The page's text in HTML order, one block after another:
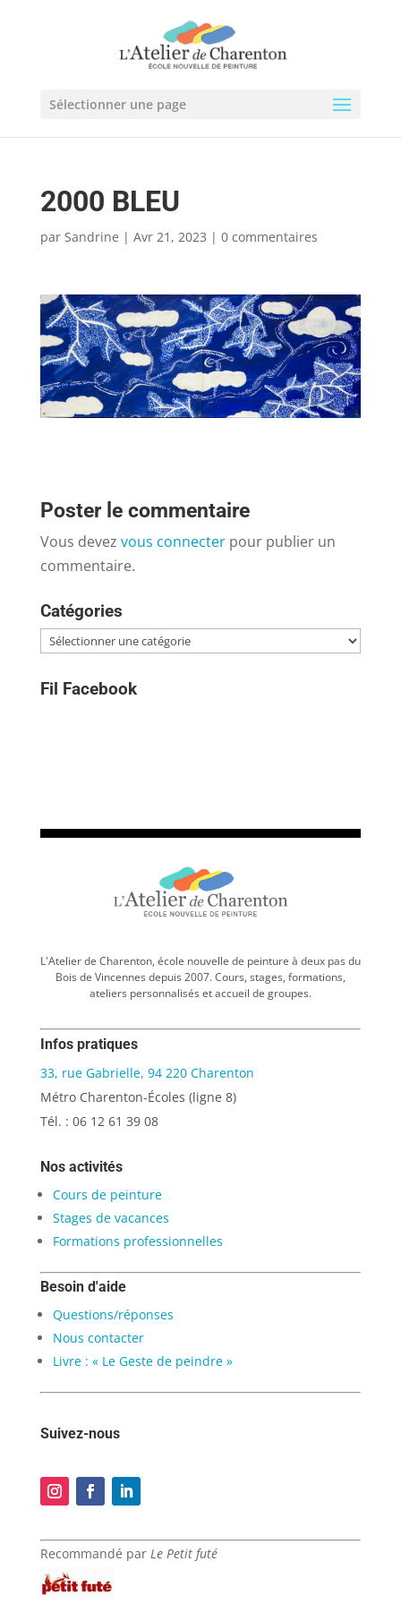
Sélectionner une page
2000 BLEU
par Sandrine | Avr 21, 2023 | 0 commentaires
Poster le commentaire
Vous devez vous connecterpour publier un
commentaire.
Catégories
Catégories
Fil Facebook
L'Atelier de Charenton, école nouvelle de peinture à deux pas du
Bois de Vincennes depuis 2007. Cours, stages, formations,
ateliers personnalisés et accueil de groupes.
Infos pratiques
33, rue Gabrielle, 94 220 Charenton
Métro Charenton-Écoles (ligne 8)
Tél. : 06 12 61 39 08
Nos activités
Cours de peinture
Stages de vacances
Formations professionnelles
Besoin d'aide
Questions/réponses
Nous contacter
Livre : « Le Geste de peindre »
Suivez-nous
Recommandé par Le Petit futé